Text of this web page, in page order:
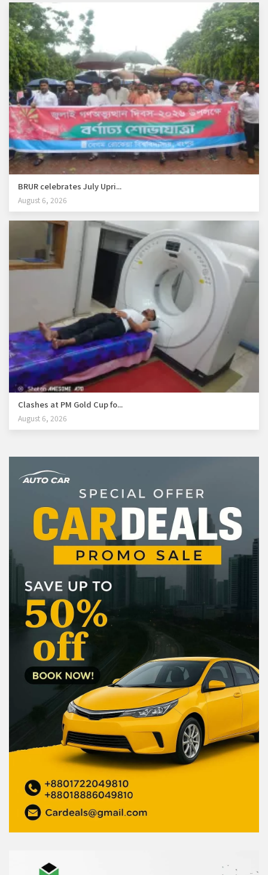
BRUR celebrates July Upri...
August 6, 2026
Clashes at PM Gold Cup fo...
August 6, 2026